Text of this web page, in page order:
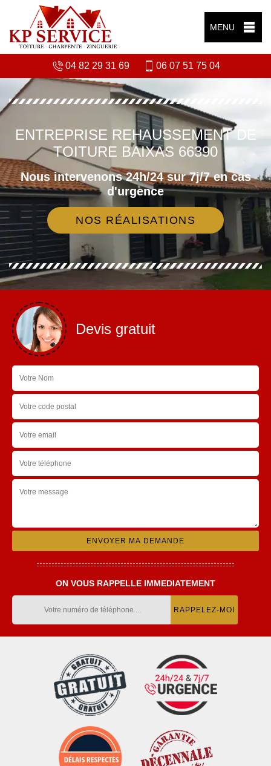
MENU
04 82 29 31 69 06 07 51 75 04
ENTREPRISE REHAUSSEMENT DE
TOITURE BAIXAS 66390
Nous intervenons 24h/24 sur 7j/7 en cas
d'urgence
NOS RÉALISATIONS
Devis gratuit
ON VOUS RAPPELLE IMMEDIATEMENT